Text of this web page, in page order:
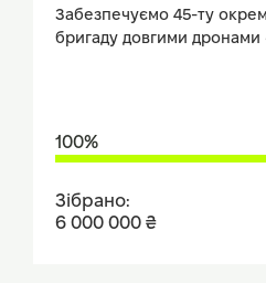
Забезпечуємо 45-ту
бригаду довгими дронами
Зібрано:
6 000 000 ₴
100%